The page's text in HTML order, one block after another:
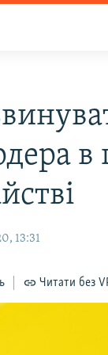
в
13:31
Читати без